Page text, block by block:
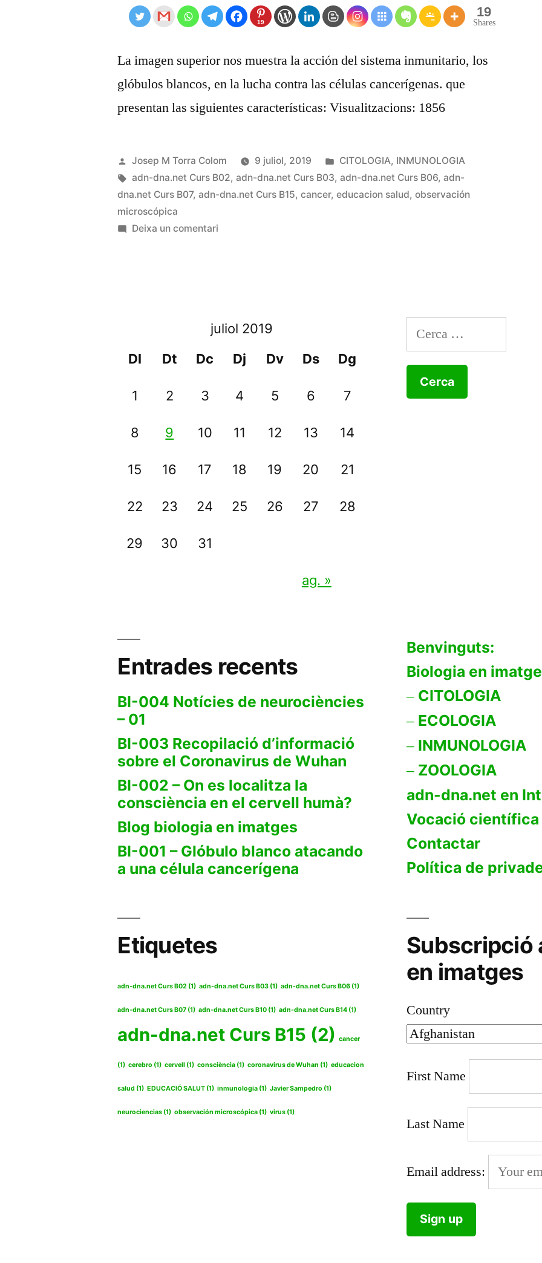
19
19
Shares
La imagen superior nos muestra la acción del sistema inmunitario, los
glóbulos blancos, en la lucha contra las células cancerígenas. que
presentan las siguientes características: Visualitzacions: 1856
Publicat
per
Josep M Torra Colom 9 juliol, 2019
Publicat
en
CITOLOGIA, INMUNOLOGIA
Etiquetes:
adn-dna.net Curs B02,adn-dna.net Curs B03,adn-dna.net Curs B06,adn-
dna.net Curs B07,adn-dna.net Curs B15,cancer,educacion salud,observación
microscópica
Deixa un comentari
atacando
una
cancerígena
juliol 2019
Dl
Dt Dc Dj Dv Ds Dg
1 2 3 4 5 6 7
8 9 10 11 12 13 14
15 16 17 18 19 20 21
22 23 24 25 26 27 28
29 30 31
ag. »
Cerca:
Entrades recents
BI-004 Notícies de neurociències
– 01
BI-003 Recopilació d’informació
sobre el Coronavirus de Wuhan
BI-002 – On es localitza la
consciència en el cervell humà?
Blog biologia en imatges
BI-001 – Glóbulo blanco atacando
a una célula cancerígena
Benvinguts:
Biologia en
CITOLOGIA
ECOLOGIA
INMUNOLOGIA
ZOOLOGIA
adn-dna.net en
Vocació científica
Contactar
Política de
Etiquetes
adn-dna.net Curs B02 (1) adn-dna.net Curs B03 (1) adn-dna.net Curs B06 (1)
adn-dna.net Curs B07 (1) adn-dna.net Curs B10 (1) adn-dna.net Curs B14 (1)
adn-dna.net Curs B15 (2) cancer
(1) cerebro (1) cervell (1) consciència (1) coronavirus de Wuhan (1) educacion
salud (1) EDUCACIÓ SALUT (1) inmunologia (1) Javier Sampedro (1)
neurociencias (1) observación microscópica (1) virus (1)
Subscripció
en imatges
Country
First Name
Last Name
Email address: